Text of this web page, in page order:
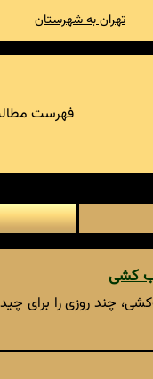
تهران به شهرستان
فهرست
کشی
چند روزی را برای